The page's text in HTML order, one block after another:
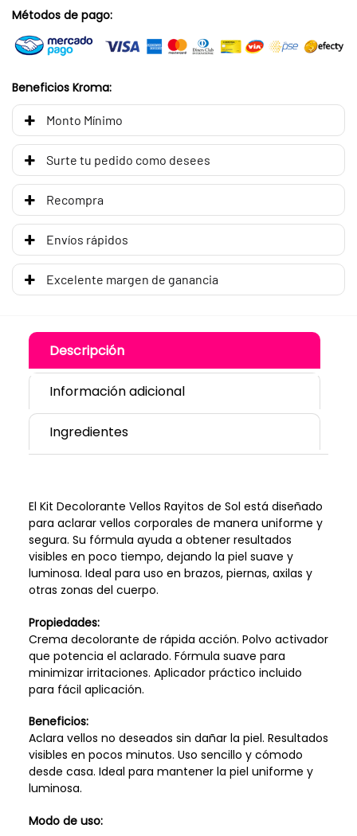
Métodos de pago:
Beneficios Kroma:
Monto Mínimo
Surte tu pedido como desees
Recompra
Envíos rápidos
Excelente margen de ganancia
Descripción
Información adicional
Ingredientes
El Kit Decolorante Vellos Rayitos de Sol está diseñado
para aclarar vellos corporales de manera uniforme y
segura. Su fórmula ayuda a obtener resultados
visibles en poco tiempo, dejando la piel suave y
luminosa. Ideal para uso en brazos, piernas, axilas y
otras zonas del cuerpo.
Propiedades:
Crema decolorante de rápida acción. Polvo activador
que potencia el aclarado. Fórmula suave para
minimizar irritaciones. Aplicador práctico incluido
para fácil aplicación.
Beneficios:
Aclara vellos no deseados sin dañar la piel. Resultados
visibles en pocos minutos. Uso sencillo y cómodo
desde casa. Ideal para mantener la piel uniforme y
luminosa.
Modo de uso: